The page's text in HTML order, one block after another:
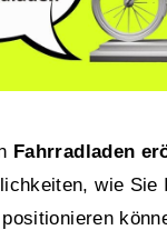
Fahrradladen
wie Sie